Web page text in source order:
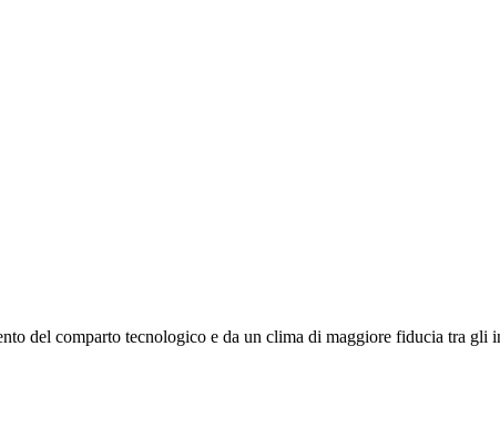
del comparto tecnologico e da un clima di maggiore fiducia tra gli